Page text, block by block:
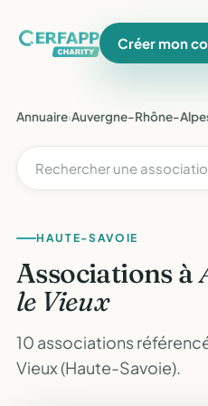
Créer mon
Annuaire›Auvergne-Rhône-
HAUTE-SAVOIE
Associations à
le Vieux
10 associations
Vieux (Haute-Savoie).